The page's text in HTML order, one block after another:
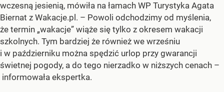
wczesną jesienią, mówiła na łamach WP Turystyka Agata
Biernat z Wakacje.pl. – Powoli odchodzimy od myślenia,
że termin „wakacje” wiąże się tylko z okresem wakacji
szkolnych. Tym bardziej że również we wrześniu
i w październiku można spędzić urlop przy gwarancji
świetnej pogody, a do tego nierzadko w niższych cenach –
informowała ekspertka.